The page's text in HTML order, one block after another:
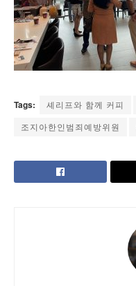
Tags: 셰리프와 함께 커피
조지아한인범죄예방위원